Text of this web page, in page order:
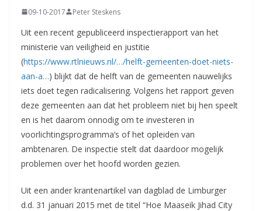
09-10-2017 Peter Steskens
Uit een recent gepubliceerd inspectierapport van het
ministerie van veiligheid en justitie
(https://www.rtlnieuws.nl/…/helft-gemeenten-doet-niets-
aan-a…) blijkt dat de helft van de gemeenten nauwelijks
iets doet tegen radicalisering. Volgens het rapport geven
deze gemeenten aan dat het probleem niet bij hen speelt
en is het daarom onnodig om te investeren in
voorlichtingsprogramma’s of het opleiden van
ambtenaren. De inspectie stelt dat daardoor mogelijk
problemen over het hoofd worden gezien.
Uit een ander krantenartikel van dagblad de Limburger
d.d. 31 januari 2015 met de titel “Hoe Maaseik Jihad City